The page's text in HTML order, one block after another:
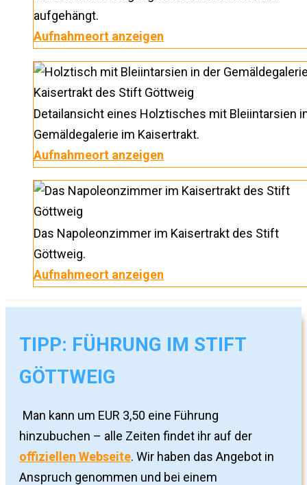
aufgehängt.
Aufnahmeort anzeigen
Detailansicht eines Holztisches mit Bleiintarsien
Gemäldegalerie im Kaisertrakt.
Aufnahmeort anzeigen
Das Napoleonzimmer im Kaisertrakt des Stift
Göttweig.
Aufnahmeort anzeigen
TIPP: FÜHRUNG IM STIFT
GÖTTWEIG
Man kann um EUR 3,50 eine Führung
hinzubuchen – alle Zeiten findet ihr auf der
offiziellen Webseite. Wir haben das Angebot in
Anspruch genommen und bei einem